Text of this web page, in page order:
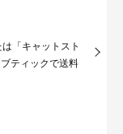
「キャットスト
ティックで送料